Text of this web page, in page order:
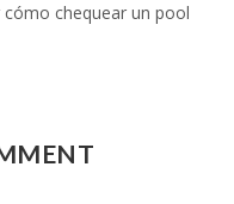
chequear un pool